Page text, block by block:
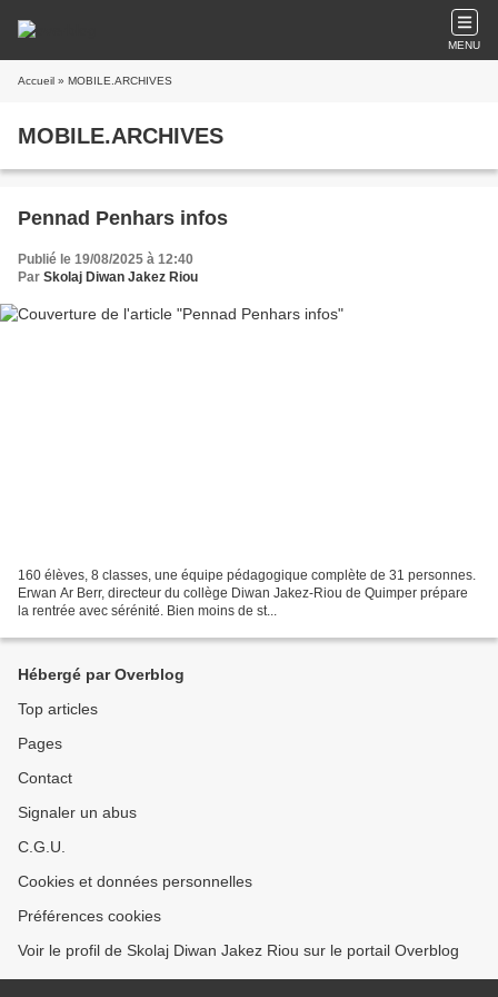
MENU
Accueil » MOBILE.ARCHIVES
MOBILE.ARCHIVES
Pennad Penhars infos
Publié le 19/08/2025 à 12:40
Par Skolaj Diwan Jakez Riou
160 élèves, 8 classes, une équipe pédagogique complète de 31 personnes.
Erwan Ar Berr, directeur du collège Diwan Jakez-Riou de Quimper prépare
la rentrée avec sérénité. Bien moins de st...
Hébergé par Overblog
Top articles
Pages
Contact
Signaler un abus
C.G.U.
Cookies et données personnelles
Préférences cookies
Voir le profil de Skolaj Diwan Jakez Riou sur le portail Overblog